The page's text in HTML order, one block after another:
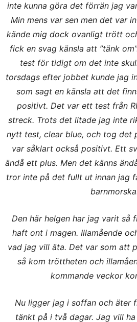
inte kunna göra det förrän jag
Min mens var sen men det var
kände mig dock ovanligt trött
fick en svag känsla att ”tänk
test för tidigt om det inte
torsdags efter jobbet kunde jag
som sagt en känsla att det
positivt. Det var ett test från
streck. Trots det litade jag inte
nytt test, clear blue, och tog det
var såklart också positivt. Ett
ändå ett plus. Men det känns
tror inte på det fullt ut innan jag
Den här helgen har jag varit
haft ont i magen. Illamående
vad jag vill äta. Det var som att
så kom tröttheten och
kommande veckor
Nu ligger jag i soffan och äter
tänkt på i två dagar. Jag vill